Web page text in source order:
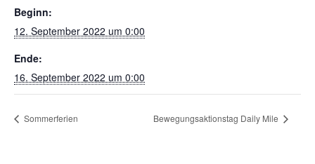
Beginn:
12. September 2022 um 0:00
Ende:
16. September 2022 um 0:00
Sommerferien Bewegungsaktionstag Daily Mile